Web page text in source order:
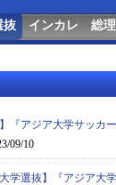
抜 インカレ 総
『アジア⼤学サッカ
09/10
学選抜】『アジア⼤